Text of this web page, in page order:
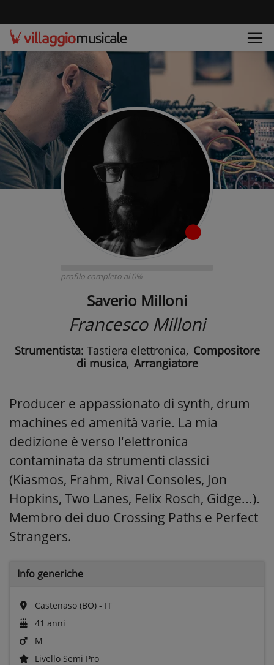
profilo completo al 0%
Saverio Milloni
Francesco Milloni
Strumentista: Tastiera elettronica, Compositore
di musica, Arrangiatore
Producer e appassionato di synth, drum
machines ed amenità varie. La mia
dedizione è verso l'elettronica
contaminata da strumenti classici
(Kiasmos, Frahm, Rival Consoles, Jon
Hopkins, Two Lanes, Felix Rosch, Gidge...).
Membro dei duo Crossing Paths e Perfect
Strangers.
Info generiche
Castenaso (BO) - IT
41 anni
M
Livello Semi Pro